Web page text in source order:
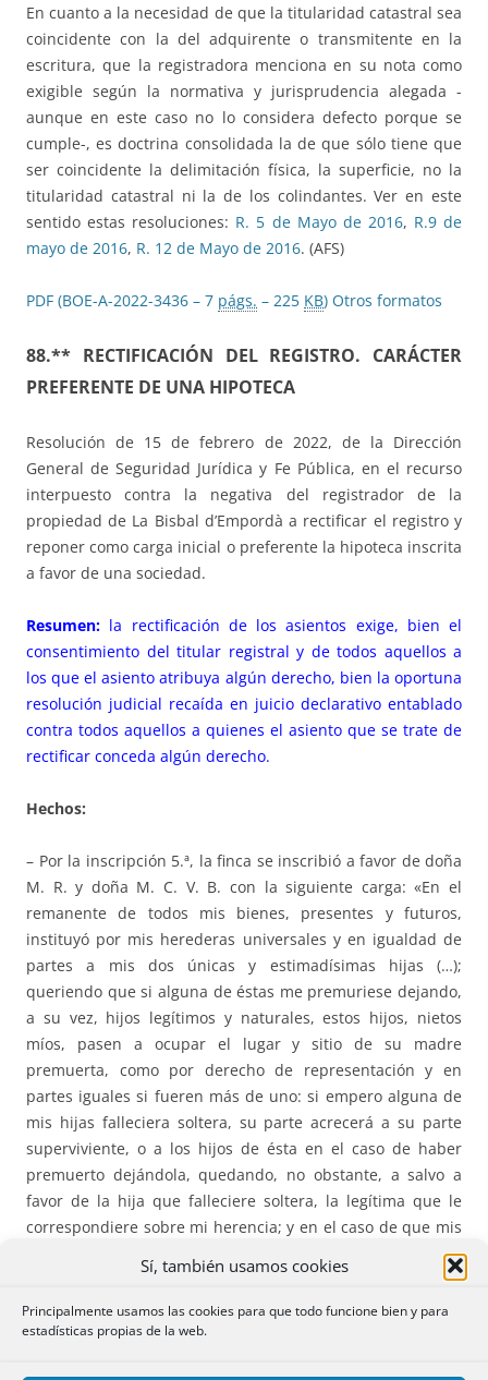
Sí, también usamos cookies
Principalmente usamos las cookies para que todo funcione bien y para
estadísticas propias de la web.
En cuanto a la necesidad de que la titularidad catastral sea
coincidente con la del adquirente o transmitente en la
escritura, que la registradora menciona en su nota como
exigible según la normativa y jurisprudencia alegada -
aunque en este caso no lo considera defecto porque se
cumple-, es doctrina consolidada la de que sólo tiene que
ser coincidente la delimitación física, la superficie, no la
titularidad catastral ni la de los colindantes. Ver en este
sentido estas resoluciones: R. 5 de Mayo de 2016, R.9 de
mayo de 2016, R. 12 de Mayo de 2016. (AFS)
PDF (BOE-A-2022-3436 – 7 págs. – 225 KB) Otros formatos
88.** RECTIFICACIÓN DEL REGISTRO. CARÁCTER
PREFERENTE DE UNA HIPOTECA
Resolución de 15 de febrero de 2022, de la Dirección
General de Seguridad Jurídica y Fe Pública, en el recurso
interpuesto contra la negativa del registrador de la
propiedad de La Bisbal d’Empordà a rectificar el registro y
reponer como carga inicial o preferente la hipoteca inscrita
a favor de una sociedad.
Resumen: la rectificación de los asientos exige, bien el
consentimiento del titular registral y de todos aquellos a
los que el asiento atribuya algún derecho, bien la oportuna
resolución judicial recaída en juicio declarativo entablado
contra todos aquellos a quienes el asiento que se trate de
rectificar conceda algún derecho.
Hechos:
– Por la inscripción 5.ª, la finca se inscribió a favor de doña
M. R. y doña M. C. V. B. con la siguiente carga: «En el
remanente de todos mis bienes, presentes y futuros,
instituyó por mis herederas universales y en igualdad de
partes a mis dos únicas y estimadísimas hijas (…);
queriendo que si alguna de éstas me premuriese dejando,
a su vez, hijos legítimos y naturales, estos hijos, nietos
míos, pasen a ocupar el lugar y sitio de su madre
premuerta, como por derecho de representación y en
partes iguales si fueren más de uno: si empero alguna de
mis hijas falleciera soltera, su parte acrecerá a su parte
superviviente, o a los hijos de ésta en el caso de haber
premuerto dejándola, quedando, no obstante, a salvo a
favor de la hija que falleciere soltera, la legítima que le
correspondiere sobre mi herencia; y en el caso de que mis
dos referidas hijas me premuriesen o que
sobreviviéndome fallecieran solteras, las sustituyo por mi
heredera que nombro a mi dicha esposa, libremente»,
impuesta en el testamento de su causante, don F. V. V.